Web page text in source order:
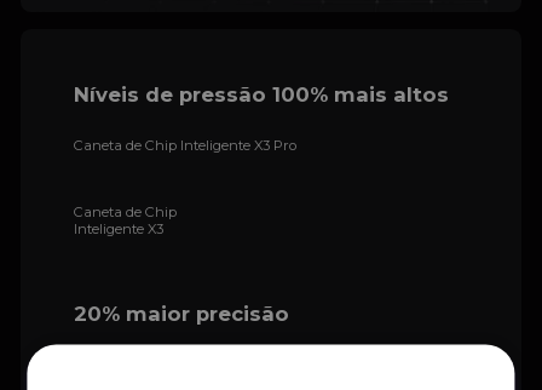
Níveis de pressão 100% mais altos
Caneta de Chip Inteligente X3 Pro
Caneta de Chip
Inteligente X3
20% maior precisão